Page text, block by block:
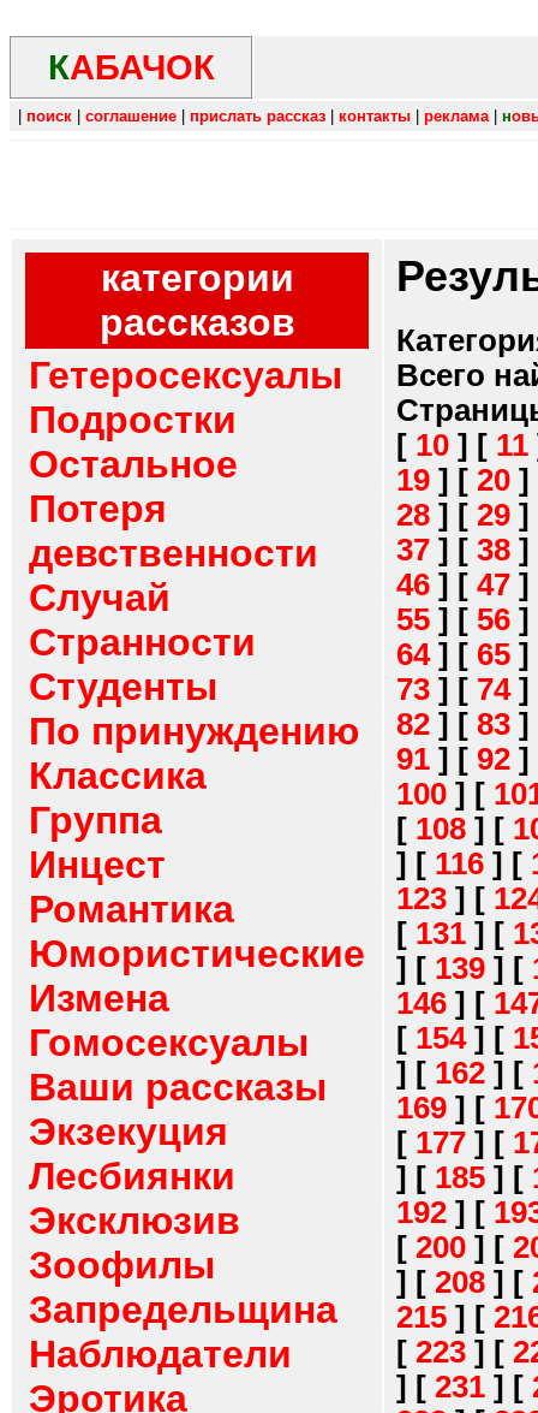
КАБАЧОК
поиск соглашение прислать рассказ контакты реклама| н
категории
рассказов
Гетеросексуалы
Подростки
Остальное
Потеря
девственности
Случай
Странности
Студенты
По принуждению
Классика
Группа
Инцест
Романтика
Юмористические
Измена
Гомосексуалы
Ваши рассказы
Экзекуция
Лесбиянки
Эксклюзив
Зоофилы
Запредельщина
Наблюдатели
Эротика
Всего
[ 10 ] [ 11
19 ] [ 20 ]
28 ] [ 29 ]
37 ] [ 38 ]
46 ] [ 47 ]
55 ] [ 56 ]
64] [ 65 ]
73 ] [ 74]
82 ] [ 83 ]
91 ] [ 92 ]
100 ] [
[ 108 ] [
] [ 116 ] [
123 ] [
[ 131 ] [
] [ 139 ] [
146 ] [
[ 154] [
] [ 162 ] [
169 ] [
[ 177 ] [
] [ 185 ] [
192 ] [
[ 200 ] [
] [ 208 ] [
215 ] [
[ 223 ] [
] [ 231 ] [